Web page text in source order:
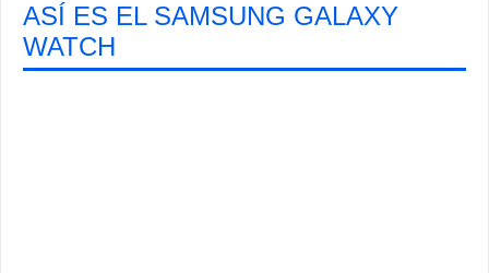
ASÍ ES EL SAMSUNG GALAXY
WATCH